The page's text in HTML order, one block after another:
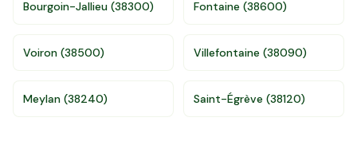
Bourgoin-Jallieu (38300) Fontaine (38600)
Voiron (38500) Villefontaine (38090)
Meylan (38240) Saint-Égrève (38120)
96 departements